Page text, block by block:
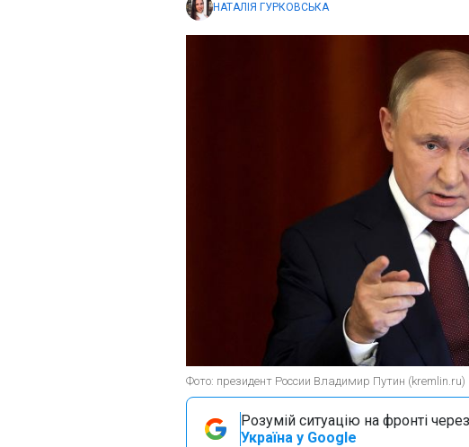
НАТАЛІЯ ГУРКОВСЬКА
Фото: президент России Владимир Путин (kremlin.ru)
Розумій ситуацію на фронті
Україна у Google